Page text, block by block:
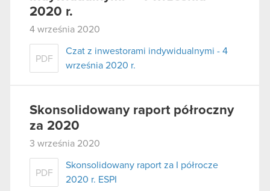
2020 r.
4 września 2020
PDF
Czat z inwestorami indywidualnymi - 4
września 2020 r.
Skonsolidowany raport półroczny
za 2020
3 września 2020
PDF
Skonsolidowany raport za I półrocze
2020 r. ESPI